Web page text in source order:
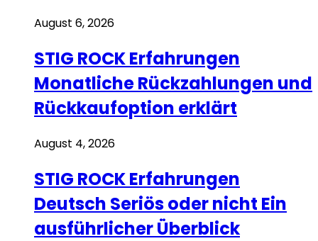
August 6, 2026
STIG ROCK Erfahrungen
Monatliche Rückzahlungen und
Rückkaufoption erklärt
August 4, 2026
STIG ROCK Erfahrungen
Deutsch Seriös oder nicht Ein
ausführlicher Überblick